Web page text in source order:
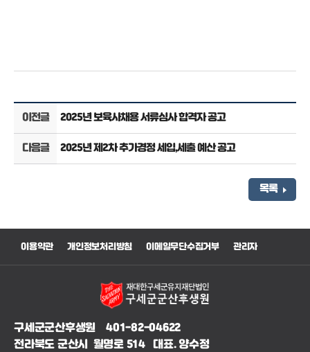
이전글
2025년 보육사채용 서류심사 합격자 공고
다음글
2025년 제2차 추가경정 세입,세출 예산 공고
목록
이용약관 개인정보처리방침 이메일무단수집거부 관리자
구세군군산후생원 401-82-04622
전라북도 군산시 월명로 514 대표. 양수정